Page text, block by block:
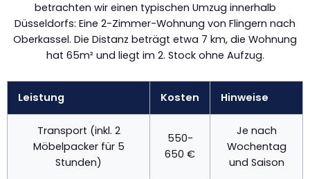
betrachten wir einen typischen Umzug innerhalb
Düsseldorfs: Eine 2-Zimmer-Wohnung von Flingern nach
Oberkassel. Die Distanz beträgt etwa 7 km, die Wohnung
hat 65m² und liegt im 2. Stock ohne Aufzug.
Leistung Kosten Hinweise
Transport (inkl. 2
Möbelpacker für 5
Stunden)
550-
650 €
Je nach
Wochentag
und Saison